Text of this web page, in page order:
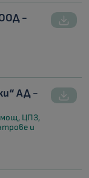
-
АД -
ЦПЗ,
и